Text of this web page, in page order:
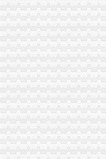
如何计算一般纳税人应纳税额
一般纳税人注册流程
一般纳税人申请条件及办理流程
2016年注册一般纳税人公司流程及
一般纳税人公司注册
北京一般纳税人公司注册【工商吧
一般纳税人注册一般纳税人公司
一般纳税人公司
西城一般纳税人公司转让北京公司
一般纳税人公司一手办理注册-北
工商动态
李晞朦副局一般纳税人公司条件
梁平局消委六项措施推进“黄金周
经开园局一般纳税人公司注册四
全市工商系统纪检监察干部再掀“